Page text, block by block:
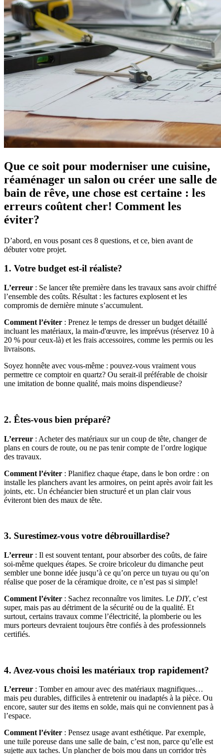
Que ce soit pour moderniser une cuisine,
réaménager un salon ou créer une salle de
bain de rêve, une chose est certaine : les
erreurs coûtent cher! Comment les
éviter?
D’abord, en vous posant ces 8 questions, et ce, bien avant de
débuter votre projet.
1. Votre budget est-il réaliste?
L’erreur : Se lancer tête première dans les travaux sans avoir chiffré
l’ensemble des coûts. Résultat : les factures explosent et les
compromis de dernière minute s’accumulent.
Comment l’éviter : Prenez le temps de dresser un budget détaillé
incluant les matériaux, la main-d'œuvre, les imprévus (réservez 10 à
20 % pour ceux-là) et les frais accessoires, comme les permis ou les
livraisons.
Soyez honnête avec vous-même : pouvez-vous vraiment vous
permettre ce comptoir en quartz? Ou serait-il préférable de choisir
une imitation de bonne qualité, mais moins dispendieuse?
2. Êtes-vous bien préparé?
L’erreur : Acheter des matériaux sur un coup de tête, changer de
plans en cours de route, ou ne pas tenir compte de l’ordre logique
des travaux.
Comment l’éviter : Planifiez chaque étape, dans le bon ordre : on
installe les planchers avant les armoires, on peint après avoir fait les
joints, etc. Un échéancier bien structuré et un plan clair vous
éviteront bien des maux de tête.
3. Surestimez-vous votre débrouillardise?
L’erreur : Il est souvent tentant, pour absorber des coûts, de faire
soi-même quelques étapes. Se croire bricoleur du dimanche peut
sembler une bonne idée jusqu’à ce qu’on perce un tuyau ou qu’on
réalise que poser de la céramique droite, ce n’est pas si simple!
Comment l’éviter : Sachez reconnaître vos limites. Le DIY, c’est
super, mais pas au détriment de la sécurité ou de la qualité. Et
surtout, certains travaux comme l’électricité, la plomberie ou les
murs porteurs devraient toujours être confiés à des professionnels
certifiés.
4. Avez-vous choisi les matériaux trop rapidement?
L’erreur : Tomber en amour avec des matériaux magnifiques…
mais peu durables, difficiles à entretenir ou inadaptés à la pièce. Ou
encore, sauter sur des items en solde, mais qui ne conviennent pas à
l’espace.
Comment l’éviter : Pensez usage avant esthétique. Par exemple,
une tuile poreuse dans une salle de bain, c’est non, parce qu’elle est
sujette aux taches. Un plancher de bois mou dans un corridor très